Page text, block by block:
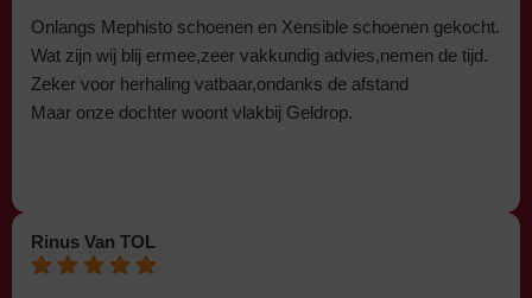
Onlangs Mephisto schoenen en Xensible schoenen gekocht.
Wat zijn wij blij ermee,zeer vakkundig advies,nemen de tijd.
Zeker voor herhaling vatbaar,ondanks de afstand
Maar onze dochter woont vlakbij Geldrop.
Rinus Van TOL